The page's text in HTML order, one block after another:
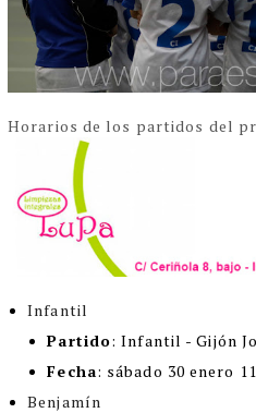
Horarios de los partidos del
Infantil
Partido: Infantil -Gijón
Fecha: sábado 30 enero
Benjamín